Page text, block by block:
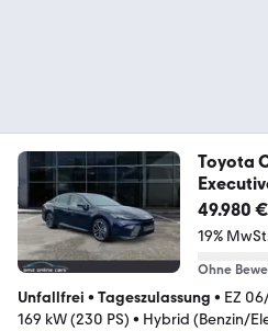
Toyota
49.980 €
19%
Ohne
Unfallfrei • Tageszulassung • EZ
169 kW (230 PS) • Hybrid (Benzin/